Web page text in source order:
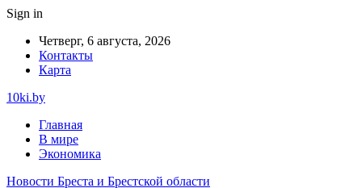
Sign in
Четверг, 6 августа, 2026
Контакты
Карта
10ki.by
Главная
В мире
Экономика
Новости Бреста и Брестской области